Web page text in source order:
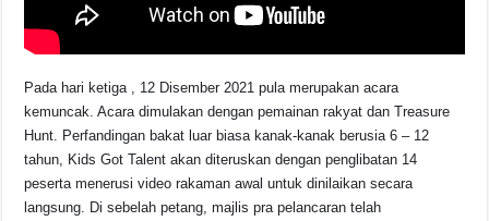
Pada hari ketiga , 12 Disember 2021 pula merupakan acara
kemuncak. Acara dimulakan dengan pemainan rakyat dan Treasure
Hunt. Perfandingan bakat luar biasa kanak-kanak berusia 6 – 12
tahun, Kids Got Talent akan diteruskan dengan penglibatan 14
peserta menerusi video rakaman awal untuk dinilaikan secara
langsung. Di sebelah petang, majlis pra pelancaran telah